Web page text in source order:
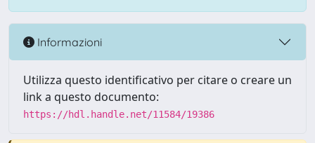
Informazioni
Utilizza questo identificativo per citare o creare un
link a questo documento:
https://hdl.handle.net/11584/19386